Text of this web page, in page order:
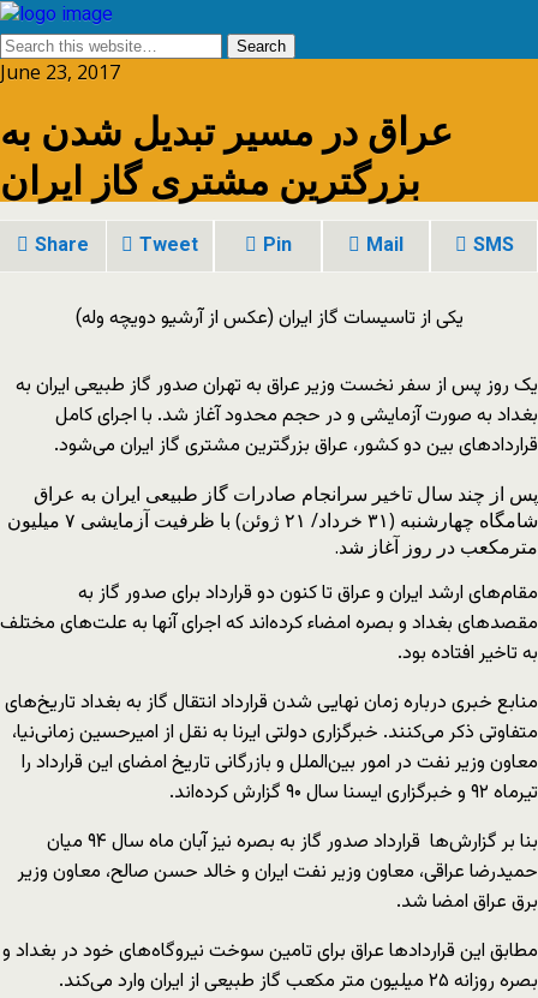
June 23, 2017
عراق در مسیر تبدیل شدن به
بزرگترین مشتری گاز ایران
Share Tweet Pin Mail SMS
یکی از تاسیسات گاز ایران (عکس از آرشیو دویچه وله)
یک روز پس از سفر نخست وزیر عراق به تهران صدور گاز طبیعی ایران به
بغداد به صورت آزمایشی و در حجم محدود آغاز شد. با اجرای کامل
قراردادهای بین دو کشور، عراق بزرگترین مشتری گاز ایران می‌شود.
پس از چند سال تاخیر سرانجام صادرات گاز طبیعی ایران به عراق
شامگاه چهارشنبه (۳۱ خرداد/ ۲۱ ژوئن) با ظرفیت آزمایشی ۷ میلیون
مترمکعب در روز آغاز شد.
مقام‌های ارشد ایران و عراق تا کنون دو قرارداد برای صدور گاز به
مقصدهای بغداد و بصره امضاء کرده‌اند که اجرای آنها به علت‌های مختلف
به تاخیر افتاده بود.
منابع خبری درباره زمان نهایی شدن قرارداد انتقال گاز به بغداد تاریخ‌های
متفاوتی ذکر می‌کنند. خبرگزاری دولتی ایرنا به نقل از امیرحسین زمانی‌نیا،
معاون وزیر نفت در امور بین‌الملل و بازرگانی تاریخ امضای این قرارداد را
تیرماه ۹۲ و خبرگزاری ایسنا سال ۹۰ گزارش کرده‌اند.
بنا بر گزارش‌ها قرارداد صدور گاز به بصره نیز آبان ماه سال ۹۴ میان
حمیدرضا عراقی، معاون وزیر نفت ایران و خالد حسن صالح، معاون وزیر
برق عراق امضا شد.
مطابق این قراردادها عراق برای تامین سوخت نیروگاه‌های خود در بغداد و
بصره روزانه ۲۵ میلیون متر مکعب گاز طبیعی از ایران وارد می‌کند.